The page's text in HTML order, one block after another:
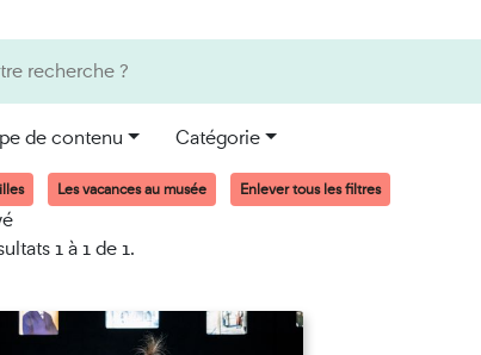
de contenu Catégorie
Les vacances au musée Enlever tous les filtres
1 à 1 de 1.